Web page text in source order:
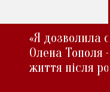
«Я дозволила
Олена Тополя
життя після